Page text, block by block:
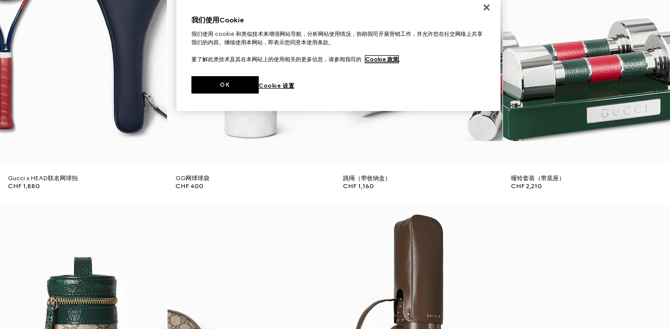
Gucci x HEAD联名网球拍
CHF 1,880
GG网球球袋
CHF 400
跳绳（带收纳盒）
CHF 1,160
哑铃套装（带底座）
CHF 2,210
我们使用Cookie
我们使用 cookie 和类似技术来增强网站导航，分析网站使用情况，协助我司开展营销工作，并允许您在社交网络上共享
我们的内容。继续使用本网站，即表示您同意本使用条款。
要了解此类技术及其在本网站上的使用相关的更多信息，请参阅我司的 Cookie 政策。
Cookie 设置
OK